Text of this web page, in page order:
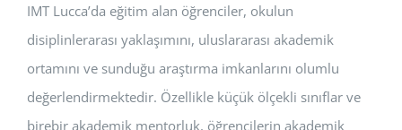
IMT Lucca’da eğitim alan öğrenciler, okulun
disiplinlerarası yaklaşımını, uluslararası akademik
ortamını ve sunduğu araştırma imkanlarını olumlu
değerlendirmektedir. Özellikle küçük ölçekli sınıflar ve
birebir akademik mentorluk, öğrencilerin akademik